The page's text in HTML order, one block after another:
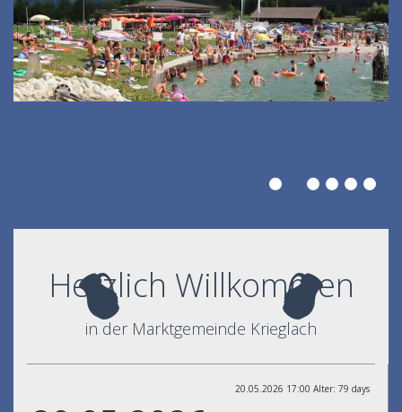
Herzlich Willkommen
in der Marktgemeinde Krieglach
20.05.2026 17:00 Alter: 79 days